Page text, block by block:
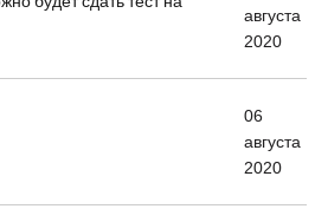
августа
2020
06
августа
2020